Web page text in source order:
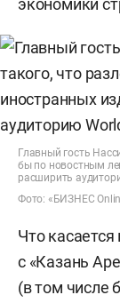
экономики
Главный гость
бы по новостным
расширить
Фото: «БИЗНЕС
Что
с «Казань
(в том числе